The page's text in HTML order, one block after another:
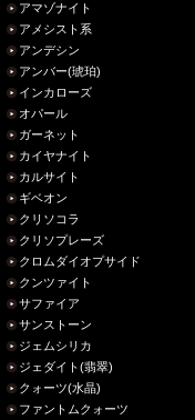
アマゾナイト
アメシスト系
アンデシン
アンバー(琥珀)
インカローズ
オパール
ガーネット
カイヤナイト
カルサイト
ギベオン
クリソコラ
クリソプレーズ
クロムダイオプサイド
クンツァイト
サファイア
サンストーン
ジェムシリカ
ジェダイト(翡翠)
クォーツ(水晶)
ファントムクォーツ